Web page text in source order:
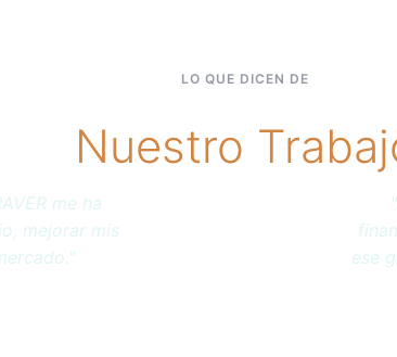
LO QUE DICEN DE
Nuestro
a la crisis
y pude dar
en